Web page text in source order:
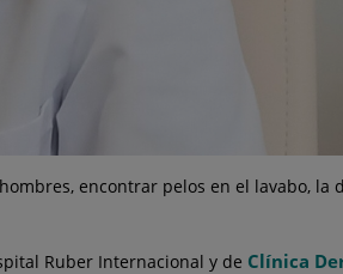
encontrar pelos en el lavabo, la
Ruber Internacional y de Clínica